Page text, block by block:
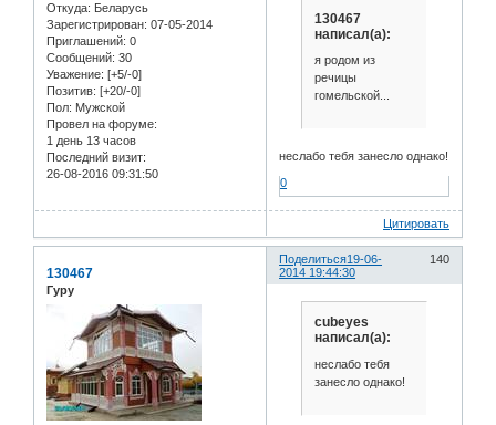
Откуда: Беларусь
Зарегистрирован: 07-05-2014
Приглашений: 0
Сообщений: 30
Уважение: [+5/-0]
Позитив: [+20/-0]
Пол: Мужской
Провел на форуме:
1 день 13 часов
Последний визит:
26-08-2016 09:31:50
130467
написал(а):
я родом из
речицы
гомельской...
неслабо тебя занесло однако!
0
Цитировать
Поделиться 140
19-06-
2014 19:44:30
130467
Гуру
cubeyes
написал(а):
неслабо тебя
занесло однако!